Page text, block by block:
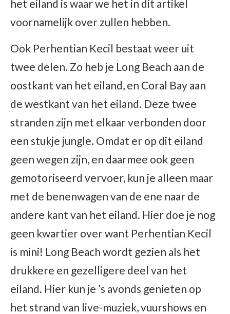
het eiland is waar we het in dit artikel
voornamelijk over zullen hebben.
Ook Perhentian Kecil bestaat weer uit
twee delen. Zo heb je Long Beach aan de
oostkant van het eiland, en Coral Bay aan
de westkant van het eiland. Deze twee
stranden zijn met elkaar verbonden door
een stukje jungle. Omdat er op dit eiland
geen wegen zijn, en daarmee ook geen
gemotoriseerd vervoer, kun je alleen maar
met de benenwagen van de ene naar de
andere kant van het eiland. Hier doe je nog
geen kwartier over want Perhentian Kecil
is mini! Long Beach wordt gezien als het
drukkere en gezelligere deel van het
eiland. Hier kun je ’s avonds genieten op
het strand van live-muziek, vuurshows en